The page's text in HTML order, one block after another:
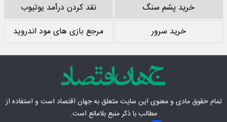
خرید پشم سنگ
نقد کردن درآمد یوتیوب
خرید سرور
مرجع بازی های مود اندروید
تمام حقوق مادی‌ و معنوی این سایت متعلق بهجهان اقتصاد است و استفاده از
مطالب با ذکر منبع بلامانع است.